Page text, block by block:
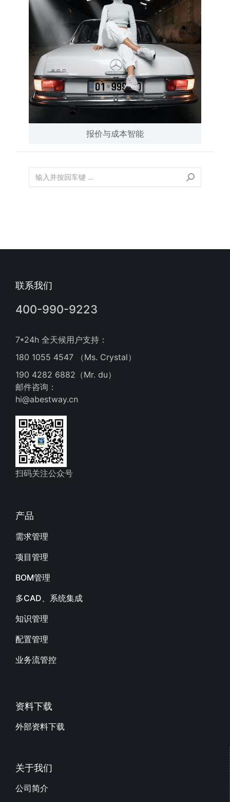
报价与成本智能
联系我们
400-990-9223
7*24h 全天候用户支持：
180 1055 4547 （Ms. Crystal）
190 4282 6882（Mr. du）
邮件咨询：
hi@abestway.cn
扫码关注公众号
产品
需求管理
项目管理
BOM管理
多CAD、系统集成
知识管理
配置管理
业务流管控
资料下载
外部资料下载
关于我们
公司简介